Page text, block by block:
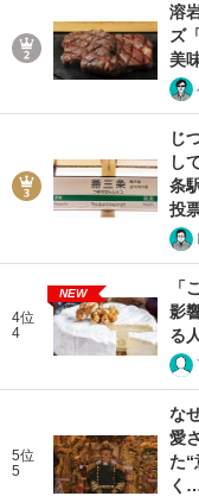
溶
ズ
美
じ
し
条
投
4位
4
NEW
「
影
る
5位
5
な
愛
た
く…